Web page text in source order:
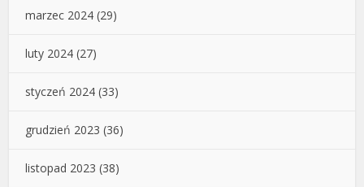
marzec 2024 (29)
luty 2024 (27)
styczeń 2024 (33)
grudzień 2023 (36)
listopad 2023 (38)